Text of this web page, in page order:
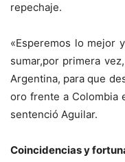
repechaje.
«Esperemos lo mejor
sumar,por primera
Argentina, para que
oro frente a Colombia
sentenció Aguilar.
Coincidencias y